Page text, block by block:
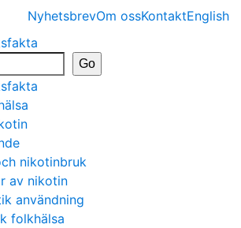
NyhetsbrevOm ossKontaktEnglish
nikotinbruk
av nikotin
användning
folkhälsa